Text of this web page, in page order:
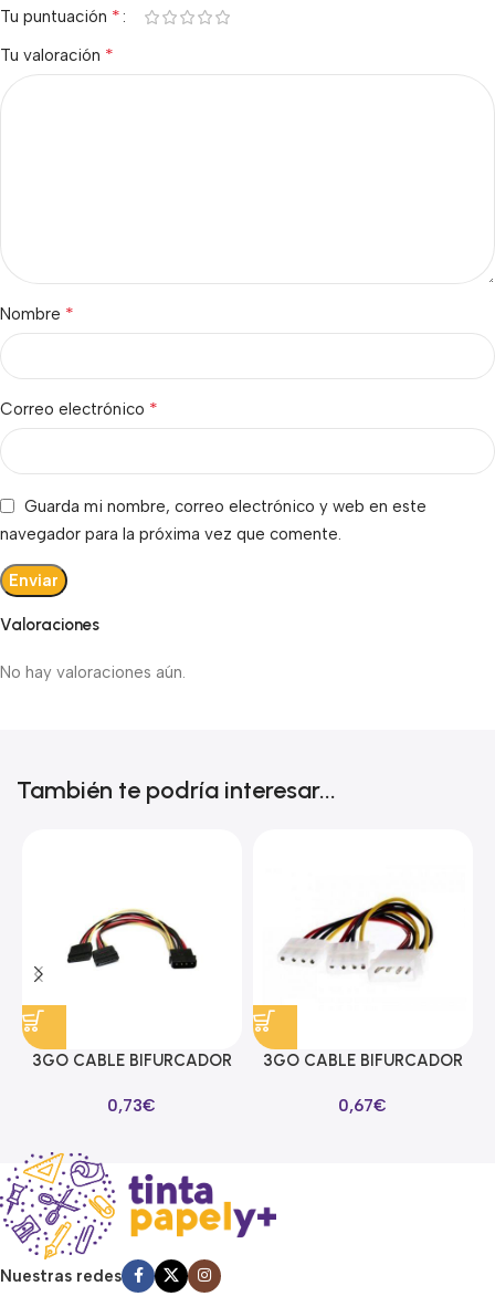
Valoraciones
No hay valoraciones aún.
Tu puntuación *
Tu valoración *
Nombre *
Correo electrónico *
Guarda mi nombre, correo electrónico y web en este
navegador para la próxima vez que comente.
También te podría interesar...
3GO CABLE BIFURCADOR
0,73€
3GO CABLE BIFURCADOR
0,67€
Nuestras redes